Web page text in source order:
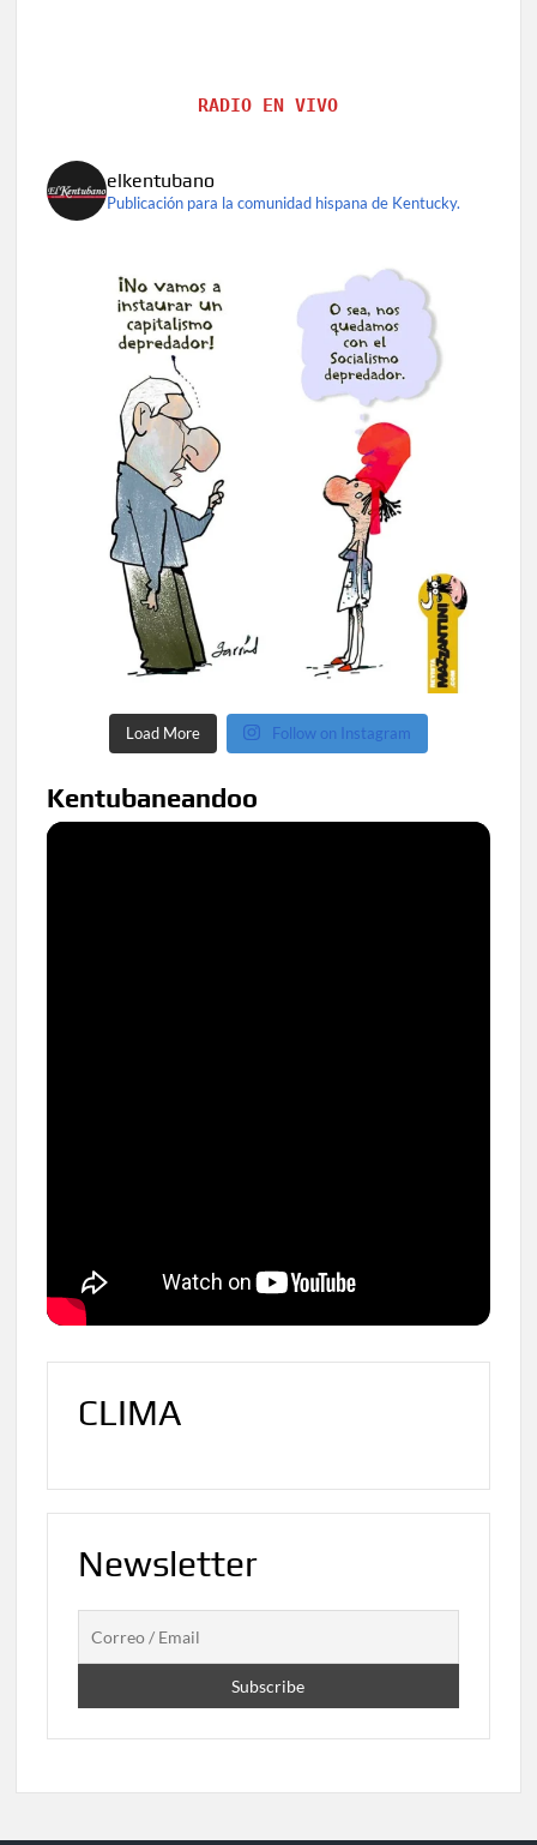
RADIO EN VIVO
elkentubano
Publicación para la comunidad hispana de Kentucky.
Load More Follow on Instagram
Kentubaneandoo
CLIMA
Newsletter